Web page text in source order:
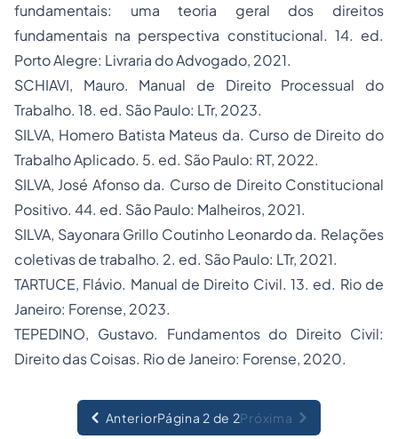
fundamentais: uma teoria geral dos direitos
fundamentais na perspectiva constitucional. 14. ed.
Porto Alegre: Livraria do Advogado, 2021.
SCHIAVI, Mauro. Manual de Direito Processual do
Trabalho. 18. ed. São Paulo: LTr, 2023.
SILVA, Homero Batista Mateus da. Curso de Direito do
Trabalho Aplicado. 5. ed. São Paulo: RT, 2022.
SILVA, José Afonso da. Curso de Direito Constitucional
Positivo. 44. ed. São Paulo: Malheiros, 2021.
SILVA, Sayonara Grillo Coutinho Leonardo da. Relações
coletivas de trabalho. 2. ed. São Paulo: LTr, 2021.
TARTUCE, Flávio. Manual de Direito Civil. 13. ed. Rio de
Janeiro: Forense, 2023.
TEPEDINO, Gustavo. Fundamentos do Direito Civil:
Direito das Coisas. Rio de Janeiro: Forense, 2020.
AnteriorPágina 2 de 2Próxima